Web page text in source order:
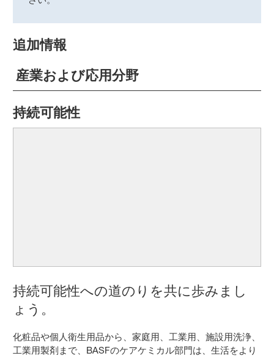
追加情報
産業および応用分野
持続可能性
持続可能性への道のりを共に歩みまし
ょう。
化粧品や個人衛生用品から、家庭用、工業用、施設用洗浄、
工業用製剤まで、BASFのケアケミカル部門は、生活をより